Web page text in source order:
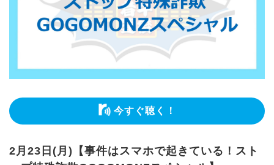
今すぐ聴く！
2月23日(月)【事件はスマホで起きている！スト